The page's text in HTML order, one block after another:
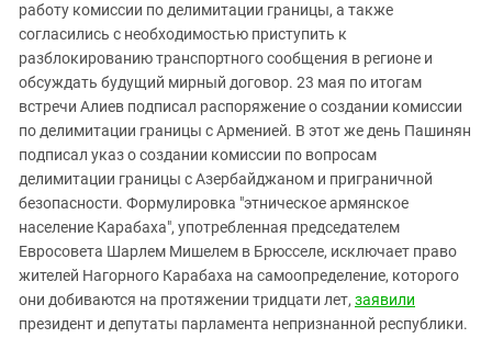
работу комиссии по делимитации границы, а также
согласились с необходимостью приступить к
разблокированию транспортного сообщения в регионе и
обсуждать будущий мирный договор. 23 мая по итогам
встречи Алиев подписал распоряжение о создании комиссии
по делимитации границы с Арменией. В этот же день Пашинян
подписал указ о создании комиссии по вопросам
делимитации границы с Азербайджаном и приграничной
безопасности. Формулировка "этническое армянское
население Карабаха", употребленная председателем
Евросовета Шарлем Мишелем в Брюсселе, исключает право
жителей Нагорного Карабаха на самоопределение, которого
они добиваются на протяжении тридцати лет, заявили
президент и депутаты парламента непризнанной республики.